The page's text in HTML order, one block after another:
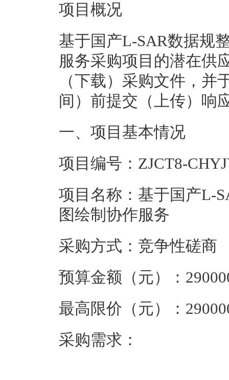
项目概况
基于国产L-SAR数据规
服务采购项目的潜在供
（下载）采购文件，并
间）前提交（上传）
一、项目基本情况
项目编号： ZJCT8-
项目名称： 基于国产L-
图绘制协作服务
采购方式：竞争性磋
预算金额（元）：
最高限价（元）：
采购需求：